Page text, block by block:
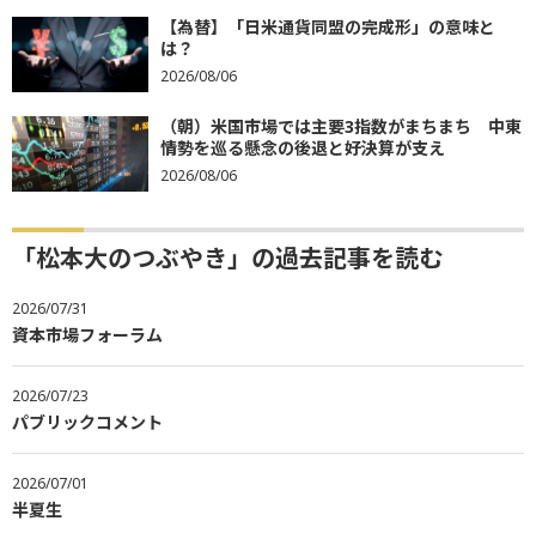
【為替】「日米通貨同盟の完成形」の意味と
は？
2026/08/06
（朝）米国市場では主要3指数がまちまち 中東
情勢を巡る懸念の後退と好決算が支え
2026/08/06
「松本大のつぶやき」の過去記事を読む
2026/07/31
資本市場フォーラム
2026/07/23
パブリックコメント
2026/07/01
半夏生